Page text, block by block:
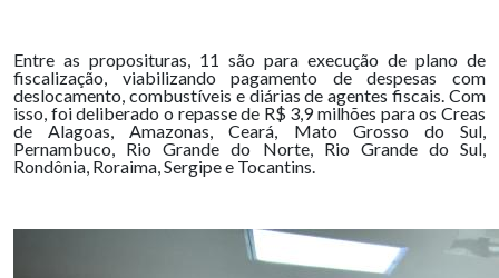
Entre as proposituras, 11 são para execução de plano de
fiscalização, viabilizando pagamento de despesas com
deslocamento, combustíveis e diárias de agentes fiscais. Com
isso, foi deliberado o repasse de R$ 3,9 milhões para os Creas
de Alagoas, Amazonas, Ceará, Mato Grosso do Sul,
Pernambuco, Rio Grande do Norte, Rio Grande do Sul,
Rondônia, Roraima, Sergipe e Tocantins.